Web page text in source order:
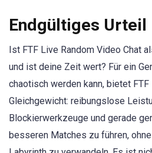
Endgültiges Urteil
Ist FTF Live Random Video Chat
und ist deine Zeit wert? Für ein
chaotisch werden kann, bietet
Gleichgewicht: reibungslose
Blockierwerkzeuge und gerade
besseren Matches zu führen,